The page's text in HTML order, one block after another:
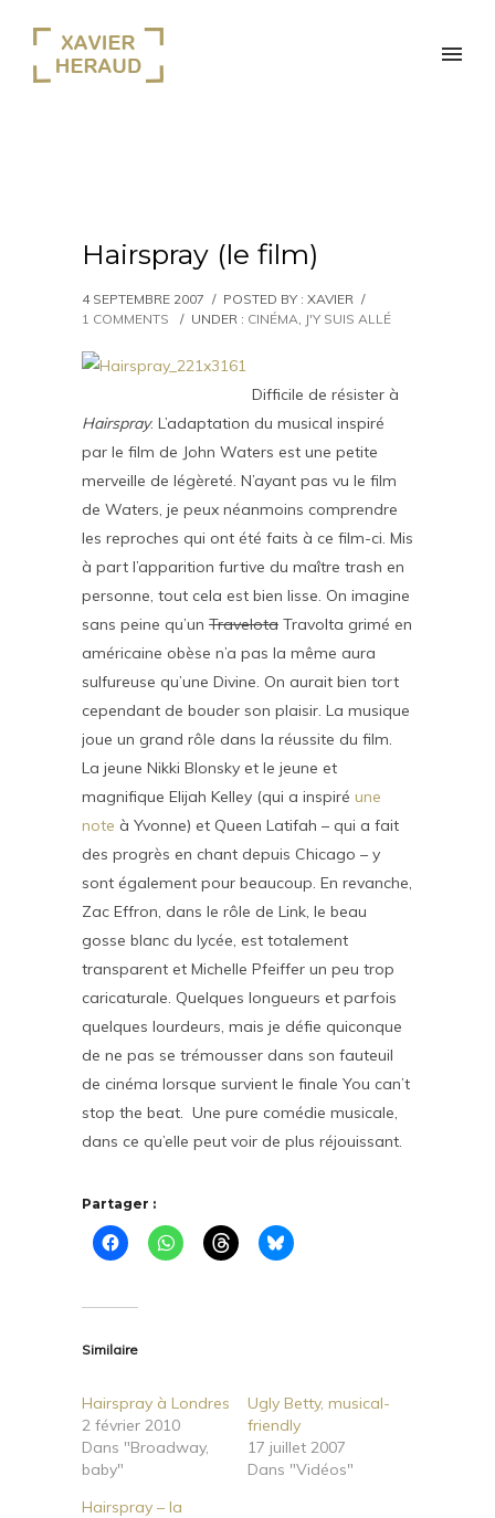
Hairspray (le film)
4 SEPTEMBRE 2007 / POSTED BY : XAVIER /
1 COMMENTS
/ UNDER : CINÉMA, J'Y SUIS ALLÉ
Difficile de résister à
Hairspray. L’adaptation du musical inspiré
par le film de John Waters est une petite
merveille de légèreté. N’ayant pas vu le film
de Waters, je peux néanmoins comprendre
les reproches qui ont été faits à ce film-ci. Mis
à part l’apparition furtive du maître trash en
personne, tout cela est bien lisse. On imagine
sans peine qu’un Travelota Travolta grimé en
américaine obèse n’a pas la même aura
sulfureuse qu’une Divine. On aurait bien tort
cependant de bouder son plaisir. La musique
joue un grand rôle dans la réussite du film.
La jeune Nikki Blonsky et le jeune et
magnifique Elijah Kelley (qui a inspiré une
note à Yvonne) et Queen Latifah – qui a fait
des progrès en chant depuis Chicago – y
sont également pour beaucoup. En revanche,
Zac Effron, dans le rôle de Link, le beau
gosse blanc du lycée, est totalement
transparent et Michelle Pfeiffer un peu trop
caricaturale. Quelques longueurs et parfois
quelques lourdeurs, mais je défie quiconque
de ne pas se trémousser dans son fauteuil
de cinéma lorsque survient le finale You can’t
stop the beat. Une pure comédie musicale,
dans ce qu’elle peut voir de plus réjouissant.
Partager :
Similaire
Hairspray à Londres
2 février 2010
Dans "Broadway,
baby"
Ugly Betty, musical-
friendly
17 juillet 2007
Dans "Vidéos"
Hairspray – la